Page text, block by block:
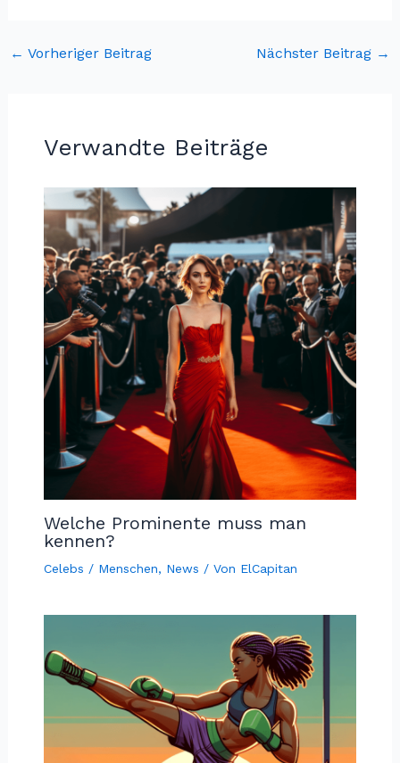
← Vorheriger Beitrag Nächster Beitrag →
Verwandte Beiträge
Welche Prominente muss man
kennen?
Celebs / Menschen, News / Von ElCapitan